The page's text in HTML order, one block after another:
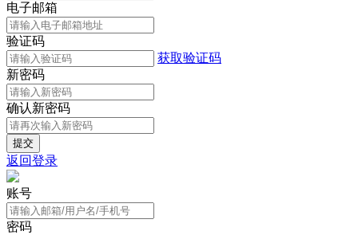
电子邮箱
验证码
获取验证码
新密码
确认新密码
返回登录
账号
密码